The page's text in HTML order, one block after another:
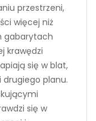
przestrzeni,
więcej niż
gabarytach
krawędzi
się w blat,
planu.
się w